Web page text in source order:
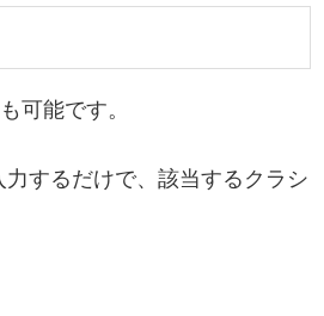
可能です。
するだけで、該当するクラシ